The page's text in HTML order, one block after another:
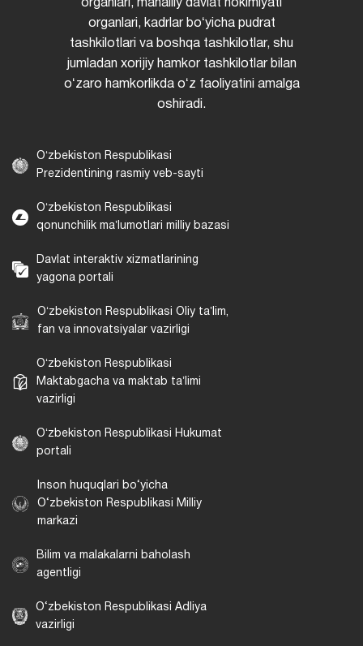
organlari, mahalliy davlat hokimiyati
organlari, kadrlar boʻyicha pudrat
tashkilotlari va boshqa tashkilotlar, shu
jumladan xorijiy hamkor tashkilotlar bilan
oʻzaro hamkorlikda oʻz faoliyatini amalga
oshiradi.
Oʻzbekiston Respublikasi
Prezidentining rasmiy veb-sayti
Oʻzbekiston Respublikasi
qonunchilik maʼlumotlari milliy bazasi
Davlat interaktiv xizmatlarining
yagona portali
Oʻzbekiston Respublikasi Oliy taʼlim,
fan va innovatsiyalar vazirligi
Oʻzbekiston Respublikasi
Maktabgacha va maktab taʼlimi
vazirligi
Oʻzbekiston Respublikasi Hukumat
portali
Inson huquqlari bo‘yicha
O‘zbekiston Respublikasi Milliy
markazi
Bilim va malakalarni baholash
agentligi
O‘zbekiston Respublikasi Adliya
vazirligi